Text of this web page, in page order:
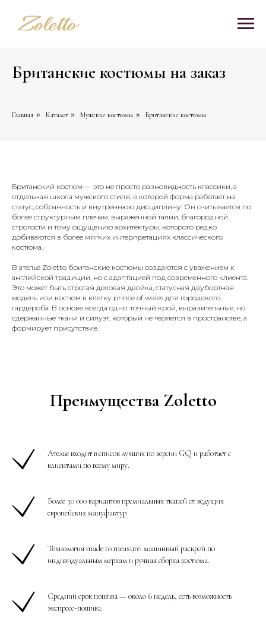
Британские костюмы на заказ
Главная » Каталог » Мужские костюмы » Британские костюмы
Британский костюм — это не просто разновидность классики, а
отдельная школа мужского стиля, в которой форма работает на
статус, собранность и внутреннюю дисциплину. Он считывается по
более структурным плечам, выраженной талии, благородной
строгости и тому ощущению архитектуры, которого редко
добиваются в более мягких интерпретациях классического
костюма.
В ателье Zoletto британские костюмы создаются с уважением к
английской традиции, но с адаптацией под современного клиента.
Это может быть строгая деловая двойка, статусная двубортная
модель или костюм в клетку prince of wales для городского
гардероба. В основе всегда одно: точный крой, выразительные, но
сдержанные ткани и силуэт, который не теряется в пространстве, а
формирует присутствие.
Преимущества Zoletto
Ателье входит в список лучших по версии GQ и работает с
клиентами по всему миру.
Более 30 000 вариантов премиальных тканей от ведущих
европейских мануфактур
Технология made to measure: машинный раскрой по
индивидуальным меркам и ручная сборка костюма.
Средний срок пошива — около 6 недель, есть возможность
экспресс-пошива.